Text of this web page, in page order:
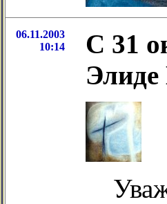
06.11.2003
10:14
C 31
Элиде